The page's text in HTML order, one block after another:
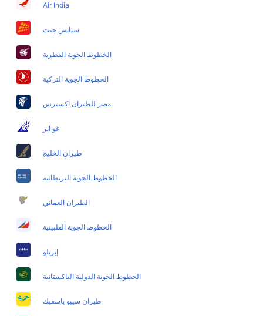
Air India
سبايس جيت
الخطوط الجوية القطرية
الخطوط الجوية التركية
مصر للطيران اكسبرس
غو اير
طيران الخليج
الخطوط الجوية البريطانية
الطيران العماني
الخطوط الجوية الفلبينية
إيربلو
الخطوط الجوية الدولية الباكستانية
طيران سيبو باسفيك